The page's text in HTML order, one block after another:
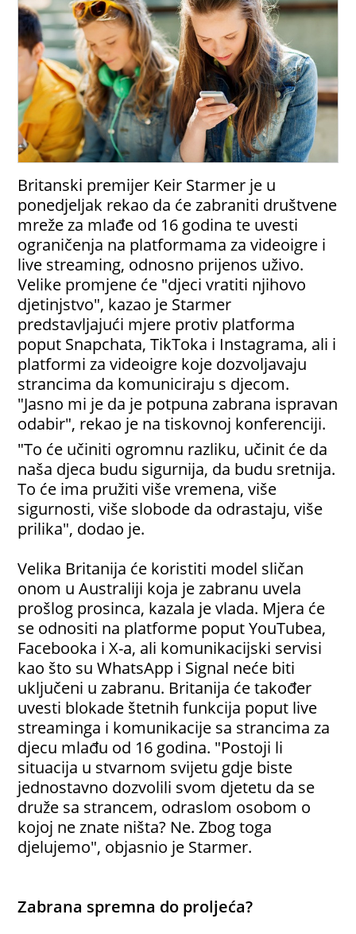
Britanski premijer Keir Starmer je u
ponedjeljak rekao da će zabraniti društvene
mreže za mlađe od 16 godina te uvesti
ograničenja na platformama za videoigre i
live streaming, odnosno prijenos uživo.
Velike promjene će "djeci vratiti njihovo
djetinjstvo", kazao je Starmer
predstavljajući mjere protiv platforma
poput Snapchata, TikToka i Instagrama, ali i
platformi za videoigre koje dozvoljavaju
strancima da komuniciraju s djecom.
"Jasno mi je da je potpuna zabrana ispravan
odabir", rekao je na tiskovnoj konferenciji.
"To će učiniti ogromnu razliku, učinit će da
naša djeca budu sigurnija, da budu sretnija.
To će ima pružiti više vremena, više
sigurnosti, više slobode da odrastaju, više
prilika", dodao je.
Velika Britanija će koristiti model sličan
onom u Australiji koja je zabranu uvela
prošlog prosinca, kazala je vlada. Mjera će
se odnositi na platforme poput YouTubea,
Facebooka i X-a, ali komunikacijski servisi
kao što su WhatsApp i Signal neće biti
uključeni u zabranu. Britanija će također
uvesti blokade štetnih funkcija poput live
streaminga i komunikacije sa strancima za
djecu mlađu od 16 godina. "Postoji li
situacija u stvarnom svijetu gdje biste
jednostavno dozvolili svom djetetu da se
druže sa strancem, odraslom osobom o
kojoj ne znate ništa? Ne. Zbog toga
djelujemo", objasnio je Starmer.
Zabrana spremna do proljeća?